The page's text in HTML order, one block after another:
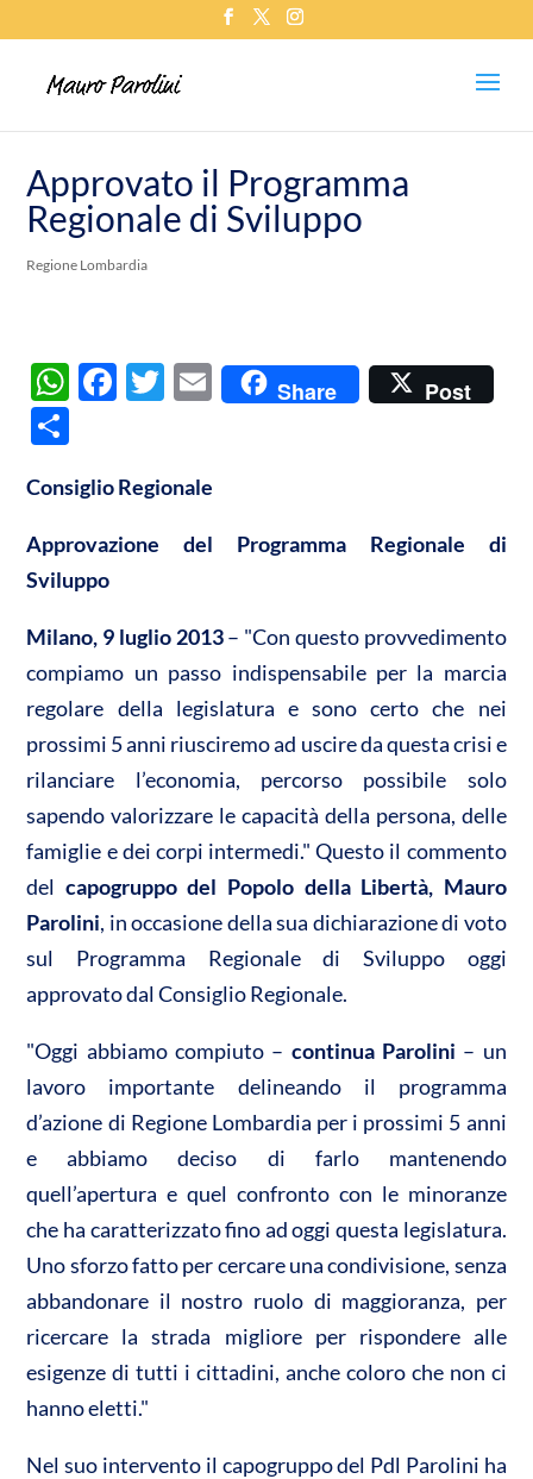
Approvato il Programma
Regionale di Sviluppo
Regione Lombardia
W
s
A
p
F
b
o
T
er
E
Share Post
n
di
vi
Consiglio Regionale
Approvazione del Programma Regionale di
Sviluppo
Milano, 9 luglio 2013– "Con questo provvedimento
compiamo un passo indispensabile per la marcia
regolare della legislatura e sono certo che nei
prossimi 5 anni riusciremo ad uscire da questa crisi e
rilanciare l’economia, percorso possibile solo
sapendo valorizzare le capacità della persona, delle
famiglie e dei corpi intermedi." Questo il commento
del capogruppo del Popolo della Libertà, Mauro
Parolini, in occasione della sua dichiarazione di voto
sul Programma Regionale di Sviluppo oggi
approvato dal Consiglio Regionale.
"Oggi abbiamo compiuto – continua Parolini – un
lavoro importante delineando il programma
d’azione di Regione Lombardia per i prossimi 5 anni
e abbiamo deciso di farlo mantenendo
quell’apertura e quel confronto con le minoranze
che ha caratterizzato fino ad oggi questa legislatura.
Uno sforzo fatto per cercare una condivisione, senza
abbandonare il nostro ruolo di maggioranza, per
ricercare la strada migliore per rispondere alle
esigenze di tutti i cittadini, anche coloro che non ci
hanno eletti."
Nel suo intervento il capogruppo del Pdl Parolini ha